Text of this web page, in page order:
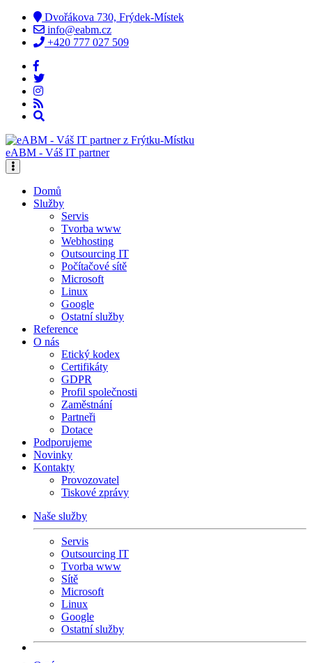
Dvořákova 730, Frýdek-Místek
info@eabm.cz
+420 777 027 509
eABM - Váš IT partner
Domů
Služby
Servis
Tvorba www
Webhosting
Outsourcing IT
Počítačové sítě
Microsoft
Linux
Google
Ostatní služby
Reference
O nás
Etický kodex
Certifikáty
GDPR
Profil společnosti
Zaměstnání
Partneři
Dotace
Podporujeme
Novinky
Kontakty
Provozovatel
Tiskové zprávy
Naše služby
Servis
Outsourcing IT
Tvorba www
Sítě
Microsoft
Linux
Google
Ostatní služby